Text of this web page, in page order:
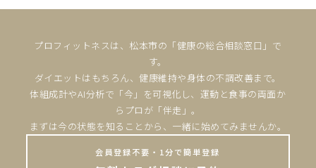
プロフィットネスは、松本市の「健康の総合相談窓口」で
す。
ダイエットはもちろん、健康維持や身体の不調改善まで。
体組成計やAI分析で「今」を可視化し、運動と食事の両面か
らプロが「伴走」。
まずは今の状態を知ることから、一緒に始めてみませんか。
会員登録不要・1分で簡単登録